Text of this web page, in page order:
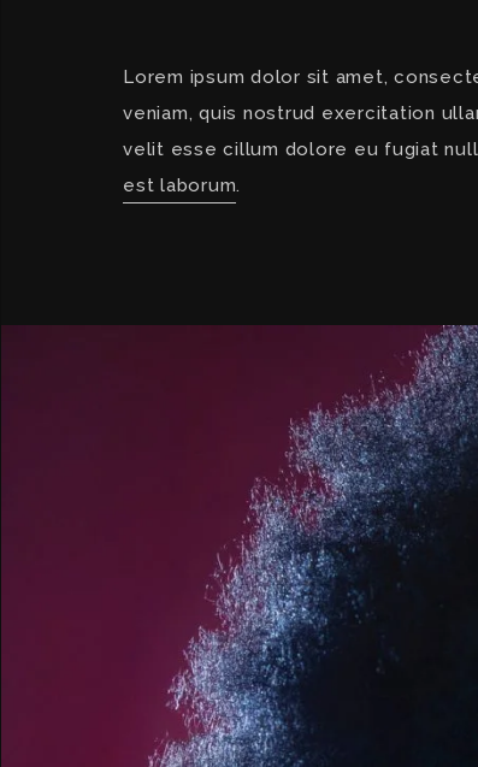
Lorem ipsum dolor sit amet,
veniam, quis nostrud exercitation
velit esse cillum dolore eu fugiat
est laborum.